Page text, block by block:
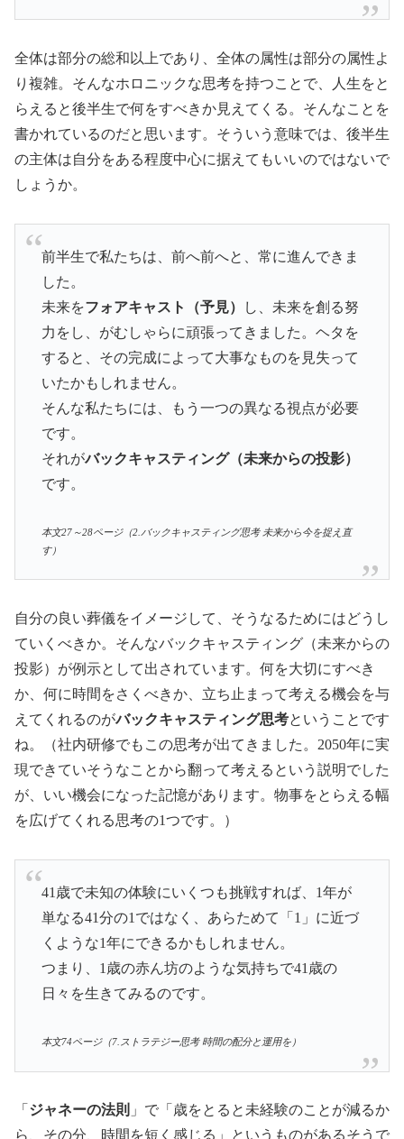
全体は部分の総和以上であり、全体の属性は部分の属性よ
り複雑。そんなホロニックな思考を持つことで、人生をと
らえると後半生で何をすべきか見えてくる。そんなことを
書かれているのだと思います。そういう意味では、後半生
の主体は自分をある程度中心に据えてもいいのではないで
しょうか。
前半生で私たちは、前へ前へと、常に進んできま
した。
未来をフォアキャスト（予見）
し、未来を創る努
力をし、がむしゃらに頑張ってきました。ヘタを
すると、その完成によって大事なものを見失って
いたかもしれません。
そんな私たちには、もう一つの異なる視点が必要
です。
それがバックキャスティング（未来からの投影）
です。
本文27～28ページ（2.バックキャスティング思考 未来から今を捉え直
す）
自分の良い葬儀をイメージして、そうなるためにはどうし
ていくべきか。そんなバックキャスティング（未来からの
投影）が例示として出されています。何を大切にすべき
か、何に時間をさくべきか、立ち止まって考える機会を与
えてくれるのがバックキャスティング思考ということです
ね。（社内研修でもこの思考が出てきました。2050年に実
現できていそうなことから翻って考えるという説明でした
が、いい機会になった記憶があります。物事をとらえる幅
を広げてくれる思考の1つです。）
41歳で未知の体験にいくつも挑戦すれば、1年が
単なる41分の1ではなく、あらためて「1」に近づ
くような1年にできるかもしれません。
つまり、1歳の赤ん坊のような気持ちで41歳の
日々を生きてみるのです。
本文74ページ（7.ストラテジー思考 時間の配分と運用を）
「 ジャネーの法則 」で「歳をとると未経験のことが減るか
ら、その分、時間を短く感じる」というものがあるそうで